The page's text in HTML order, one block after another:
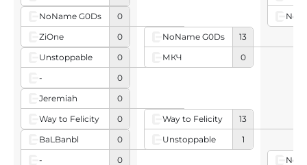
NoName G0Ds
0
ZiOne
0
Unstoppable
0
-
0
Jeremiah
0
Way to Felicity
0
BaLBanbl
0
-
0
NoName G0Ds
13
МКЧ
0
Way to Felicity
13
Unstoppable
1